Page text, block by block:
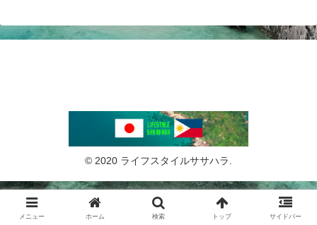
© 2020 ライフスタイルササハラ.
メニュー ホーム 検索 トップ サイドバー